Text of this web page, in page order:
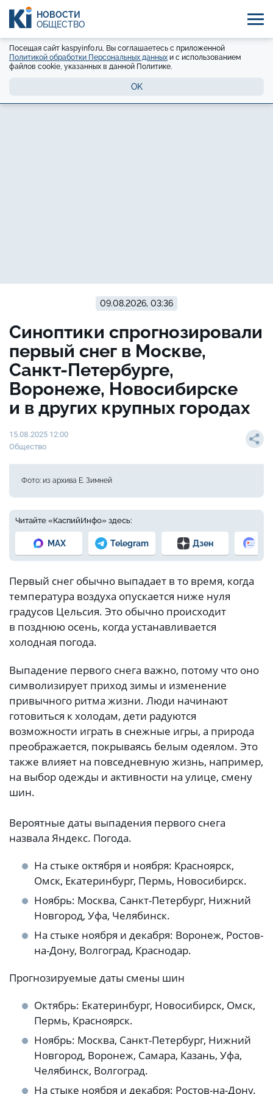
НОВОСТИ
ОБЩЕСТВО
Посещая сайт kaspyinfo.ru, Вы соглашаетесь с приложенной
Политикой обработки Персональных данных и с использованием
файлов cookie, указанных в данной Политике.
OK
09.08.2026, 03:36
Синоптики спрогнозировали
первый снег в Москве,
Санкт-Петербурге,
Воронеже, Новосибирске
и в других крупных городах
15.08.2025 12:00
Общество
Фото: из архива Е. Зимней
Читайте «КаспийИнфо» здесь:
MAX Telegram Дзен
Первый снег обычно выпадает в то время, когда
температура воздуха опускается ниже нуля
градусов Цельсия. Это обычно происходит
в позднюю осень, когда устанавливается
холодная погода.
Выпадение первого снега важно, потому что оно
символизирует приход зимы и изменение
привычного ритма жизни. Люди начинают
готовиться к холодам, дети радуются
возможности играть в снежные игры, а природа
преображается, покрываясь белым одеялом. Это
также влияет на повседневную жизнь, например,
на выбор одежды и активности на улице, смену
шин.
Вероятные даты выпадения первого снега
назвала Яндекс. Погода.
На стыке октября и ноября: Красноярск,
Омск, Екатеринбург, Пермь, Новосибирск.
Ноябрь: Москва, Санкт-Петербург, Нижний
Новгород, Уфа, Челябинск.
На стыке ноября и декабря: Воронеж, Ростов-
на-Дону, Волгоград, Краснодар.
Прогнозируемые даты смены шин
Октябрь: Екатеринбург, Новосибирск, Омск,
Пермь, Красноярск.
Ноябрь: Москва, Санкт-Петербург, Нижний
Новгород, Воронеж, Самара, Казань, Уфа,
Челябинск, Волгоград.
На стыке ноября и декабря: Ростов-на-Дону.